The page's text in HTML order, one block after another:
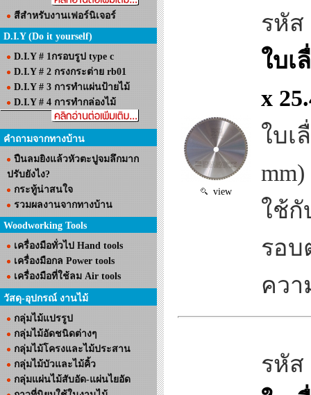
สีสำหรับงานเฟอร์นิเจอร์
D.I.Y (Do it yourself)
D.I.Y # 1กรอบรูป type c
D.I.Y # 2 กรงกระต่าย rb01
D.I.Y # 3 การทำแผ่นป้ายไม้
D.I.Y # 4 การทำกล่องไม้
คำถามจากทางบ้าน
ปืนลมยิงแล้วหัวตะปูจมลึกมาก
ปรับยังไง?
กระทู้น่าสนใจ
รวมผลงานจากทางบ้าน
Woodworking Tools
เครื่องมือทั่วไป Hand tools
เครื่องมือกล Power tools
เครื่องมือที่ใช้ลม Air tools
วัสดุ-อุปกรณ์ งานไม้
กลุ่มไม้แปรรูป
กลุ่มไม้อัดชนิดต่างๆ
กลุ่มไม้โครงและไม้ประสาน
กลุ่มไม้บัวและไม้คิ้ว
กลุ่มแผ่นไม้สับอัด-แผ่นไยอัด
view
รหัส
ใบเ
x
ใบเ
ใช้กั
รอบ
ควา
รหัส